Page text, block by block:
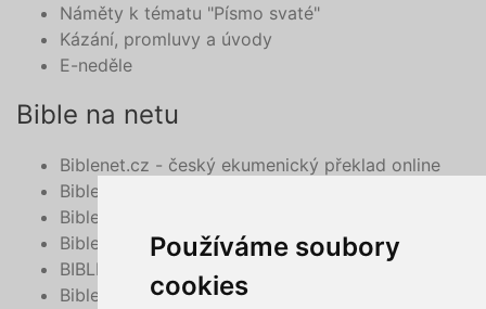
Používáme soubory
cookies
Náměty k tématu "Písmo svaté"
Kázání, promluvy a úvody
E-neděle
Bible na netu
Biblenet.cz - český ekumenický překlad online
Bibleserver.com
Bible - překlad 21. století, online
BibleHub.com - vyhledávání v multilinguální Bibli
BIBLE v mobilu
Bible do mobilu - deuterokanonické knihy